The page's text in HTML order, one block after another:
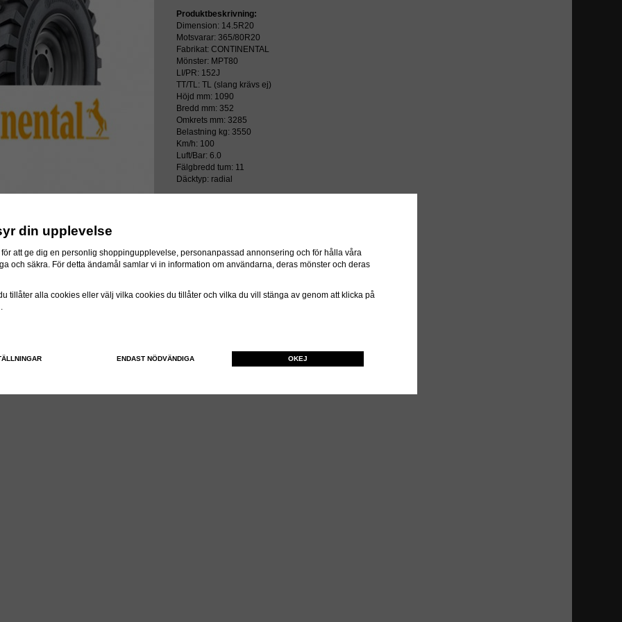
Produktbeskrivning:
Dimension: 14.5R20
Motsvarar: 365/80R20
Fabrikat: CONTINENTAL
Mönster: MPT80
LI/PR: 152J
TT/TL: TL (slang krävs ej)
Höjd mm: 1090
Bredd mm: 352
Omkrets mm: 3285
Belastning kg: 3550
Km/h: 100
Luft/Bar: 6.0
Fälgbredd tum: 11
Däcktyp: radial
din upplevelse
att ge dig en personlig shoppingupplevelse, personanpassad annonsering och för hålla våra
och säkra. För detta ändamål samlar vi in information om användarna, deras mönster och deras
tillåter alla cookies eller välj vilka cookies du tillåter och vilka du vill stänga av genom att klicka på
ENDAST NÖDVÄNDIGA OKEJ